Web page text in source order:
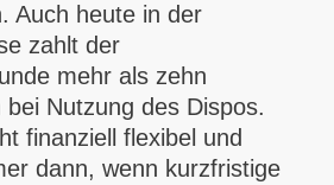
Auch heute in der
zahlt der
mehr als zehn
Nutzung des Dispos.
finanziell flexibel und
dann, wenn kurzfristige